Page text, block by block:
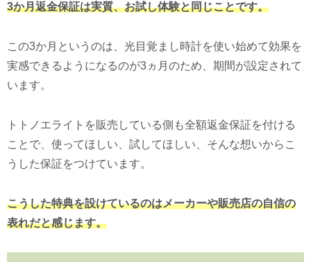
3か月返金保証は実質、お試し体験と同じことです。
この3か月というのは、光目覚まし時計を使い始めて効果を
実感できるようになるのが3ヵ月のため、期間が設定されて
います。
トトノエライトを販売している側も全額返金保証を付ける
ことで、使ってほしい、試してほしい、そんな想いからこ
うした保証をつけています。
こうした特典を設けているのはメーカーや販売店の自信の
表れだと感じます。